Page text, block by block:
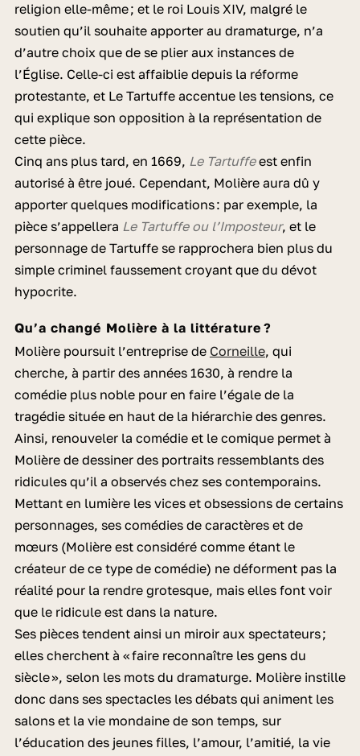
religion elle-même ; et le roi Louis XIV, malgré le
soutien qu’il souhaite apporter au dramaturge, n’a
d’autre choix que de se plier aux instances de
l’Église. Celle-ci est affaiblie depuis la réforme
protestante, et Le Tartuffe accentue les tensions, ce
qui explique son opposition à la représentation de
cette pièce.
Cinq ans plus tard, en 1669, Le Tartuffeest enfin
autorisé à être joué. Cependant, Molière aura dû y
apporter quelques modifications : par exemple, la
pièce s’appellera Le Tartuffe ou l’Imposteur, et le
personnage de Tartuffe se rapprochera bien plus du
simple criminel faussement croyant que du dévot
hypocrite.
Qu’a changé Molière à la littérature ?
Molière poursuit l’entreprise de Corneille, qui
cherche, à partir des années 1630, à rendre la
comédie plus noble pour en faire l’égale de la
tragédie située en haut de la hiérarchie des genres.
Ainsi, renouveler la comédie et le comique permet à
Molière de dessiner des portraits ressemblants des
ridicules qu’il a observés chez ses contemporains.
Mettant en lumière les vices et obsessions de certains
personnages, ses comédies de caractères et de
mœurs (Molière est considéré comme étant le
créateur de ce type de comédie) ne déforment pas la
réalité pour la rendre grotesque, mais elles font voir
que le ridicule est dans la nature.
Ses pièces tendent ainsi un miroir aux spectateurs ;
elles cherchent à « faire reconnaître les gens du
siècle », selon les mots du dramaturge. Molière instille
donc dans ses spectacles les débats qui animent les
salons et la vie mondaine de son temps, sur
l’éducation des jeunes filles, l’amour, l’amitié, la vie